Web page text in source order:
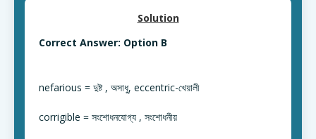
Solution
Correct Answer: Option B
nefarious = দুষ্ট , অসাধু, eccentric-খেয়ালী
corrigible = সংশোধনযোগ্য , সংশোধনীয়